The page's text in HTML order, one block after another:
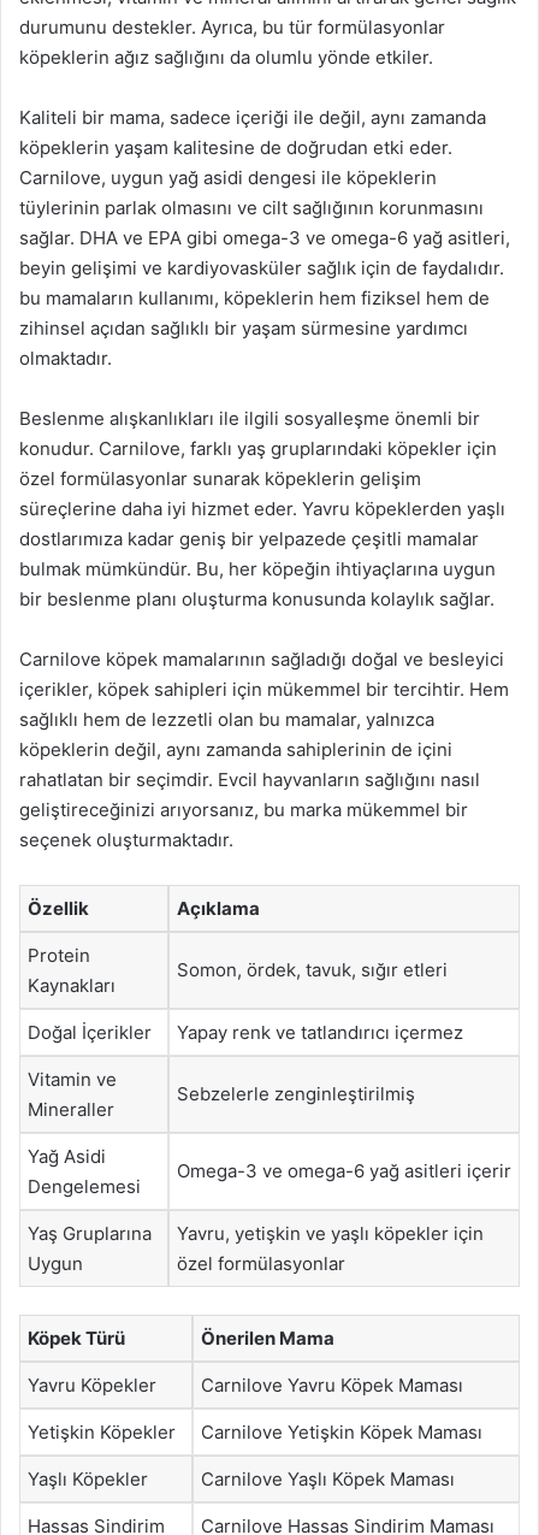
durumunu destekler. Ayrıca, bu tür formülasyonlar
köpeklerin ağız sağlığını da olumlu yönde etkiler.
Kaliteli bir mama, sadece içeriği ile değil, aynı zamanda
köpeklerin yaşam kalitesine de doğrudan etki eder.
Carnilove, uygun yağ asidi dengesi ile köpeklerin
tüylerinin parlak olmasını ve cilt sağlığının korunmasını
sağlar. DHA ve EPA gibi omega-3 ve omega-6 yağ asitleri,
beyin gelişimi ve kardiyovasküler sağlık için de faydalıdır.
bu mamaların kullanımı, köpeklerin hem fiziksel hem de
zihinsel açıdan sağlıklı bir yaşam sürmesine yardımcı
olmaktadır.
Beslenme alışkanlıkları ile ilgili sosyalleşme önemli bir
konudur. Carnilove, farklı yaş gruplarındaki köpekler için
özel formülasyonlar sunarak köpeklerin gelişim
süreçlerine daha iyi hizmet eder. Yavru köpeklerden yaşlı
dostlarımıza kadar geniş bir yelpazede çeşitli mamalar
bulmak mümkündür. Bu, her köpeğin ihtiyaçlarına uygun
bir beslenme planı oluşturma konusunda kolaylık sağlar.
Carnilove köpek mamalarının sağladığı doğal ve besleyici
içerikler, köpek sahipleri için mükemmel bir tercihtir. Hem
sağlıklı hem de lezzetli olan bu mamalar, yalnızca
köpeklerin değil, aynı zamanda sahiplerinin de içini
rahatlatan bir seçimdir. Evcil hayvanların sağlığını nasıl
geliştireceğinizi arıyorsanız, bu marka mükemmel bir
seçenek oluşturmaktadır.
Özellik Açıklama
Protein
Kaynakları
Somon, ördek, tavuk, sığır etleri
Doğal İçerikler Yapay renk ve tatlandırıcı içermez
Vitamin ve
Mineraller
Sebzelerle zenginleştirilmiş
Yağ Asidi
Dengelemesi
Omega-3 ve omega-6 yağ asitleri içerir
Yaş Gruplarına
Uygun
Yavru, yetişkin ve yaşlı köpekler için
özel formülasyonlar
Köpek Türü Önerilen Mama
Yavru Köpekler Carnilove Yavru Köpek Maması
Yetişkin Köpekler Carnilove Yetişkin Köpek Maması
Yaşlı Köpekler Carnilove Yaşlı Köpek Maması
Hassas Sindirim Carnilove Hassas Sindirim Maması